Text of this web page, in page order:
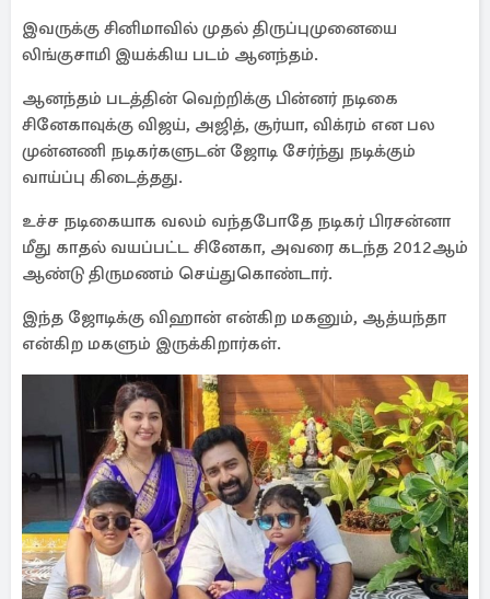
இவருக்கு சினிமாவில் முதல் திருப்புமுனையை
லிங்குசாமி இயக்கிய படம் ஆனந்தம்.
ஆனந்தம் படத்தின் வெற்றிக்கு பின்னர் நடிகை
சினேகாவுக்கு விஜய், அஜித், சூர்யா, விக்ரம் என பல
முன்னணி நடிகர்களுடன் ஜோடி சேர்ந்து நடிக்கும்
வாய்ப்பு கிடைத்தது.
உச்ச நடிகையாக வலம் வந்தபோதே நடிகர் பிரசன்னா
மீது காதல் வயப்பட்ட சினேகா, அவரை கடந்த 2012ஆம்
ஆண்டு திருமணம் செய்துகொண்டார்.
இந்த ஜோடிக்கு விஹான் என்கிற மகனும், ஆத்யந்தா
என்கிற மகளும் இருக்கிறார்கள்.